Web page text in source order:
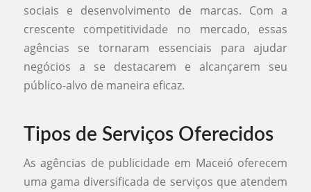
sociais e desenvolvimento de marcas. Com a
crescente competitividade no mercado, essas
agências se tornaram essenciais para ajudar
negócios a se destacarem e alcançarem seu
público-alvo de maneira eficaz.
Tipos de Serviços Oferecidos
As agências de publicidade em Maceió oferecem
uma gama diversificada de serviços que atendem